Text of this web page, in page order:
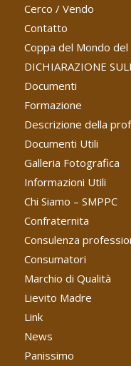
Cerco / Vendo
Contatto
Coppa del Mondo
DICHIARAZIONE
Documenti
Formazione
Descrizione della
Documenti Utili
Galleria Fotografica
Informazioni Utili
Chi Siamo – SMPPC
Confraternita
Consulenza
Consumatori
Marchio di Qualità
Lievito Madre
Link
News
Panissimo